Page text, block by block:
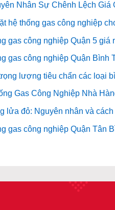
Nhân Sự Chênh Lệch
hệ thống gas công nghiệp
gas công nghiệp Quận 5 giá
gas công nghiệp Quận Bình
lượng tiêu chẩn các loại
Gas Công Nghiệp Nhà
lửa đỏ: Nguyên nhân và
gas công nghiệp Quận Tân